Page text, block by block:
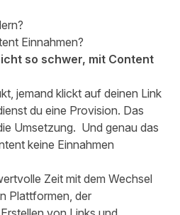
Einnahmen?
so schwer, mit Content
jemand klickt auf deinen Link
du eine Provision. Das
Umsetzung. Und genau das
keine Einnahmen
Zeit mit dem Wechsel
Plattformen, der